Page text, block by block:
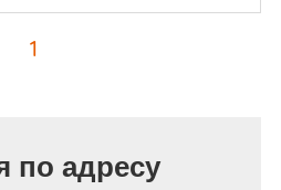
1
по адресу